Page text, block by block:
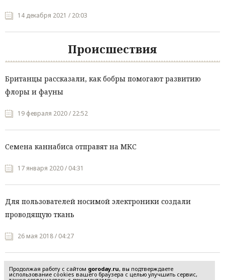
14 декабря 2021 / 20:03
Происшествия
Британцы рассказали, как бобры помогают развитию
флоры и фауны
19 февраля 2020 / 22:52
Семена каннабиса отправят на МКС
17 января 2020 / 04:31
Для пользователей носимой электроники создали
проводящую ткань
26 мая 2018 / 04:27
Продолжая работу с сайтом goroday.ru, вы подтверждаете
использование cookies вашего браузера с целью улучшить сервис,